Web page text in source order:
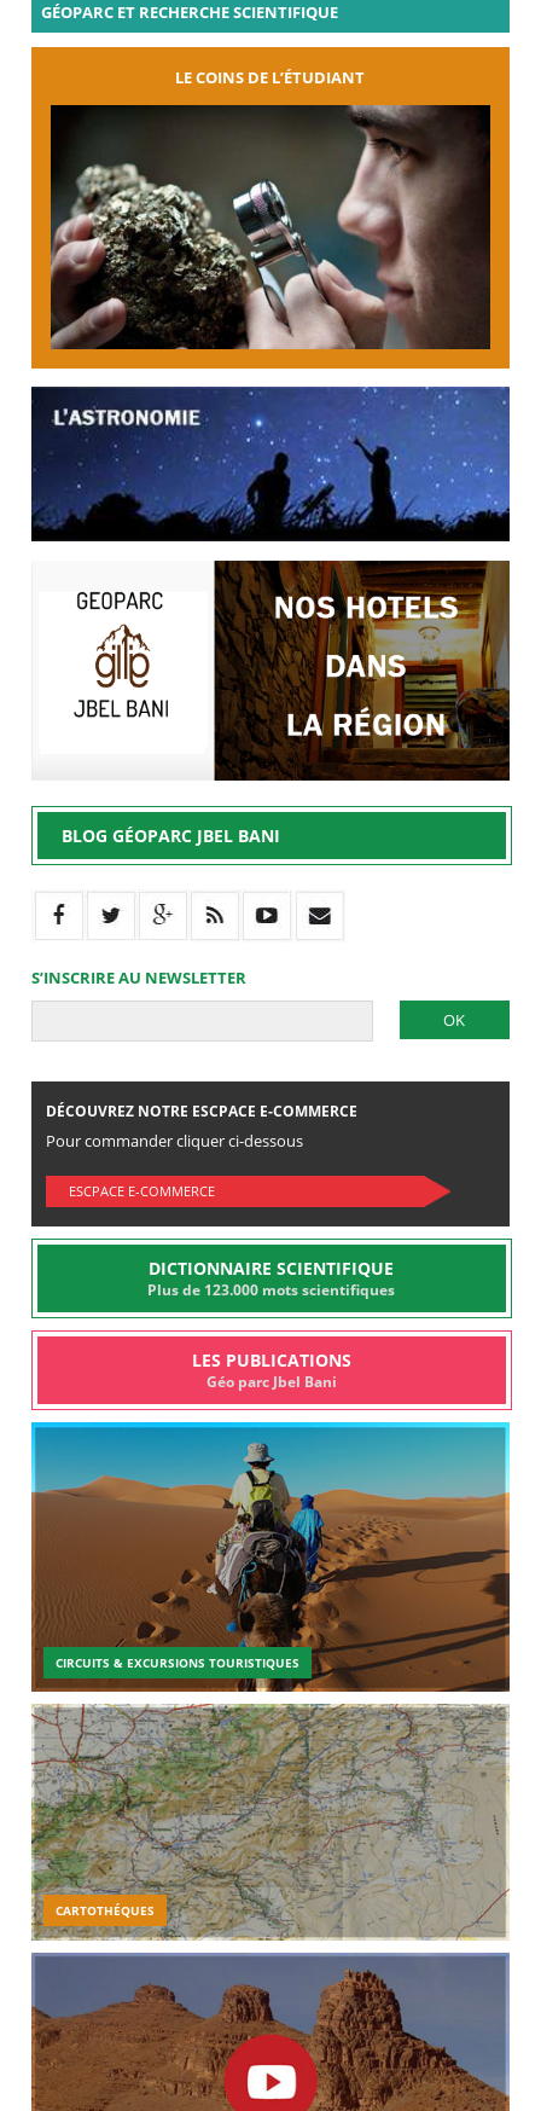
GÉOPARC ET RECHERCHE SCIENTIFIQUE
LE COINS DE L’ÉTUDIANT
BLOG GÉOPARC JBEL BANI
S’INSCRIRE AU NEWSLETTER
DÉCOUVREZ NOTRE ESCPACE E-COMMERCE
Pour commander cliquer ci-dessous
ESCPACE E-COMMERCE
DICTIONNAIRE SCIENTIFIQUE
Plus de 123.000 mots scientifiques
LES PUBLICATIONS
Géo parc Jbel Bani
CIRCUITS & EXCURSIONS TOURISTIQUES
CARTOTHÉQUES